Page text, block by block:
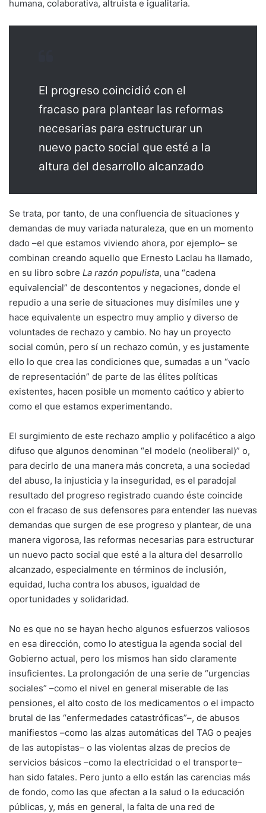
humana, colaborativa, altruista e igualitaria.
El progreso coincidió con el
fracaso para plantear las reformas
necesarias para estructurar un
nuevo pacto social que esté a la
altura del desarrollo alcanzado
Se trata, por tanto, de una confluencia de situaciones y
demandas de muy variada naturaleza, que en un momento
dado –el que estamos viviendo ahora, por ejemplo– se
combinan creando aquello que Ernesto Laclau ha llamado,
en su libro sobre La razón populista, una “cadena
equivalencial” de descontentos y negaciones, donde el
repudio a una serie de situaciones muy disímiles une y
hace equivalente un espectro muy amplio y diverso de
voluntades de rechazo y cambio. No hay un proyecto
social común, pero sí un rechazo común, y es justamente
ello lo que crea las condiciones que, sumadas a un “vacío
de representación” de parte de las élites políticas
existentes, hacen posible un momento caótico y abierto
como el que estamos experimentando.
El surgimiento de este rechazo amplio y polifacético a algo
difuso que algunos denominan “el modelo (neoliberal)” o,
para decirlo de una manera más concreta, a una sociedad
del abuso, la injusticia y la inseguridad, es el paradojal
resultado del progreso registrado cuando éste coincide
con el fracaso de sus defensores para entender las nuevas
demandas que surgen de ese progreso y plantear, de una
manera vigorosa, las reformas necesarias para estructurar
un nuevo pacto social que esté a la altura del desarrollo
alcanzado, especialmente en términos de inclusión,
equidad, lucha contra los abusos, igualdad de
oportunidades y solidaridad.
No es que no se hayan hecho algunos esfuerzos valiosos
en esa dirección, como lo atestigua la agenda social del
Gobierno actual, pero los mismos han sido claramente
insuficientes. La prolongación de una serie de “urgencias
sociales” –como el nivel en general miserable de las
pensiones, el alto costo de los medicamentos o el impacto
brutal de las “enfermedades catastróficas”–, de abusos
manifiestos –como las alzas automáticas del TAG o peajes
de las autopistas– o las violentas alzas de precios de
servicios básicos –como la electricidad o el transporte–
han sido fatales. Pero junto a ello están las carencias más
de fondo, como las que afectan a la salud o la educación
públicas, y, más en general, la falta de una red de